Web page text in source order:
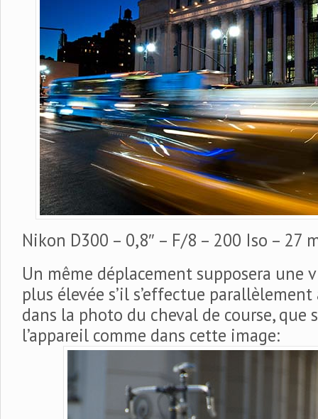
Nikon D300 – 0,8″ – F/8 – 200 Iso – 27
Un même déplacement supposera une
plus élevée s’il s’effectue parallèlement
dans la photo du cheval de course, que
l’appareil comme dans cette image: